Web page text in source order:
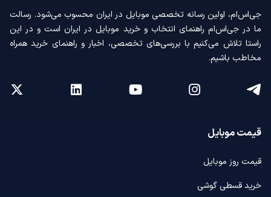
جی‌اس‌ام، اولین رسانه‌ تخصصی موبایل در ایران محسوب می‌شود. رسالت
ما در جی‌اس‌ام راهنمای انتخاب و خرید موبایل در ایران است و در این
راستا تلاش می‌کنیم با بررسی‌های تخصصی، اخبار و راهنمای خرید همراه
مخاطب باشیم.
قیمت موبایل
قیمت روز موبایل
خرید قسطی گوشی